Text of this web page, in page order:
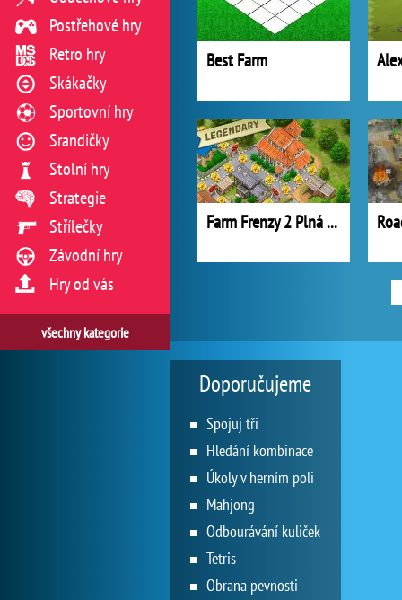
Best Farm
Farm Frenzy 2 Plná Verze
Postřehové hry
Retro hry
Skákačky
Sportovní hry
Srandičky
Stolní hry
Strategie
Střílečky
Závodní hry
Hry od vás
všechny kategorie
Doporučujeme
Spojuj tři
Hledání kombinace
Úkoly v herním poli
Mahjong
Odbourávání kuliček
Tetris
Obrana pevnosti